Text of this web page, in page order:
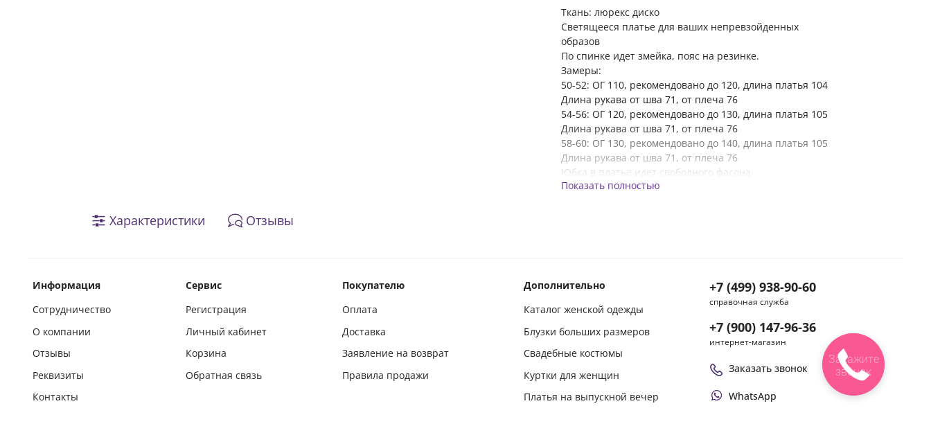
Ткань: люрекс диско
Светящееся платье для ваших непревзойденных
образов
По спинке идет змейка, пояс на резинке.
Замеры:
50-52: ОГ 110, рекомендовано до 120, длина платья 104
Длина рукава от шва 71, от плеча 76
54-56: ОГ 120, рекомендовано до 130, длина платья 105
Длина рукава от шва 71, от плеча 76
58-60: ОГ 130, рекомендовано до 140, длина платья 105
Длина рукава от шва 71, от плеча 76
Юбка в платье идет свободного фасона
Показать полностью
Характеристики Отзывы
Информация
Сотрудничество
О компании
Отзывы
Реквизиты
Контакты
Сервис
Регистрация
Личный кабинет
Корзина
Обратная связь
Покупателю
Оплата
Доставка
Заявление на возврат
Правила продажи
Дополнительно
Каталог женской одежды
Блузки больших размеров
Свадебные костюмы
Куртки для женщин
Платья на выпускной вечер
+7 (499) 938-90-60
справочная служба
+7 (900) 147-96-36
интернет-магазин
Заказать звонок
WhatsApp
Закажите
звонок